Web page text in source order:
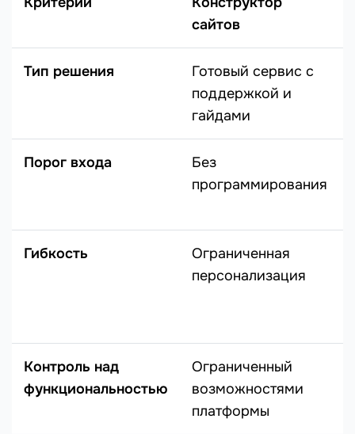
сайтов
Тип решения
Готовый сервис с
поддержкой и
гайдами
Порог входа
Без
программирования
Гибкость
Ограниченная
персонализация
Контроль над
функциональностью
Ограниченный
возможностями
платформы